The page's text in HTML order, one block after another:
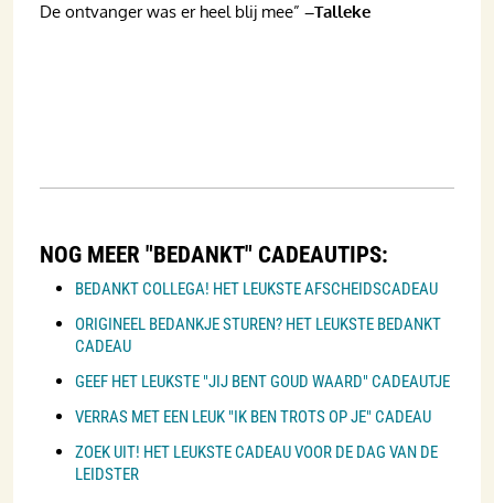
De ontvanger was er heel blij mee” –Talleke
NOG MEER "BEDANKT" CADEAUTIPS:
BEDANKT COLLEGA! HET LEUKSTE AFSCHEIDSCADEAU
ORIGINEEL BEDANKJE STUREN? HET LEUKSTE BEDANKT
CADEAU
GEEF HET LEUKSTE "JIJ BENT GOUD WAARD" CADEAUTJE
VERRAS MET EEN LEUK "IK BEN TROTS OP JE" CADEAU
ZOEK UIT! HET LEUKSTE CADEAU VOOR DE DAG VAN DE
LEIDSTER